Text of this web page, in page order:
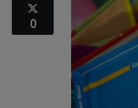
GRILLE DES PROGRAMMES
C'ÉTAIT QUOI CE TITRE ?
0